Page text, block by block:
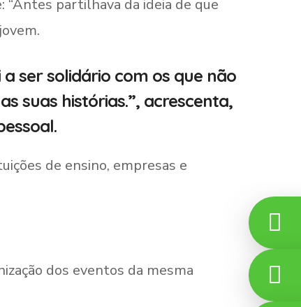
“Antes partilhava da ideia de que
ser solidário com os que não
suas histórias.”, acrescenta,
de ensino, empresas e
dos eventos da mesma